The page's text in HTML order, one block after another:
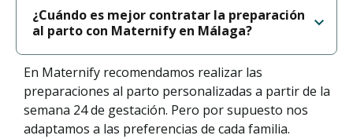
¿Cuándo es mejor contratar la preparación
al parto con Maternify en Málaga?
En Maternify recomendamos realizar las
preparaciones al parto personalizadas a partir de la
semana 24 de gestación. Pero por supuesto nos
adaptamos a las preferencias de cada familia.